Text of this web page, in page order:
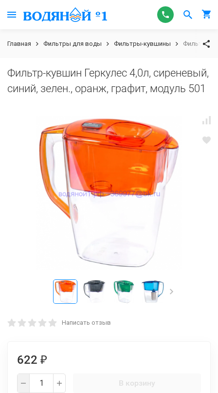
Главная Фильтры для воды Фильтры-кувшины Фильтр-
Фильтр-кувшин Геркулес 4,0л, сиреневый,
синий, зелен., оранж, графит, модуль 501
Написать отзыв
622 ₽
В корзину